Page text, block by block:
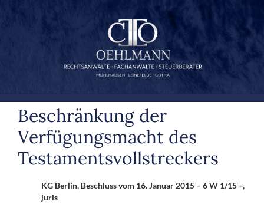
Beschränkung der
Verfügungsmacht des
Testamentsvollstreckers
KG Berlin, Beschluss vom 16. Januar 2015 – 6 W 1/15 –,
juris